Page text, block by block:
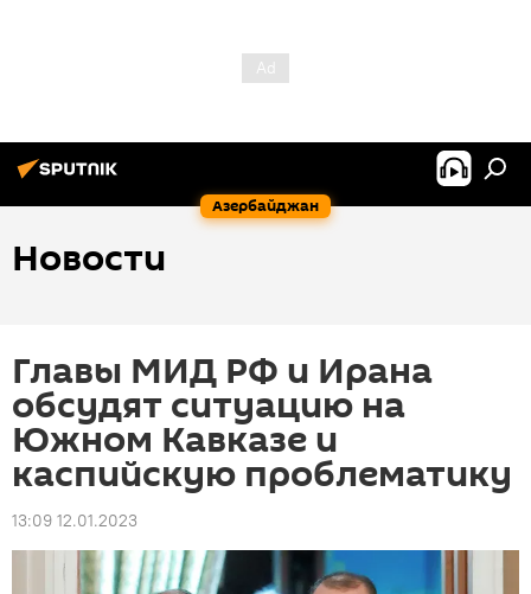
Азербайджан
Новости
Главы МИД РФ и Ирана
обсудят ситуацию на
Южном Кавказе и
каспийскую проблематику
13:09 12.01.2023